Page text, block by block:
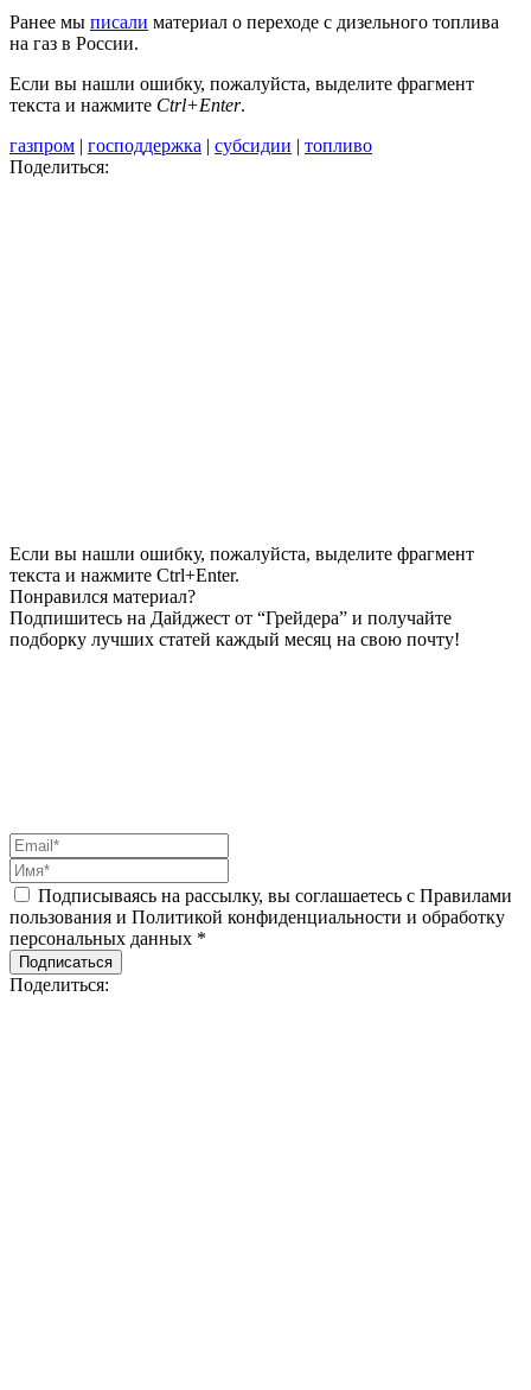
Ранее мы писали материал о переходе с дизельного топлива
на газ в России.
Если вы нашли ошибку, пожалуйста, выделите фрагмент
текста и нажмите Ctrl+Enter.
газпром | господдержка | субсидии | топливо
Поделиться:
Если вы нашли ошибку, пожалуйста, выделите фрагмент
текста и нажмите Ctrl+Enter.
Понравился материал?
Подпишитесь на Дайджест от “Грейдера” и получайте
подборку лучших статей каждый месяц на свою почту!
Подписываясь на рассылку, вы соглашаетесь с Правилами
пользования и Политикой конфиденциальности и обработку
персональных данных *
Подписаться
Поделиться: